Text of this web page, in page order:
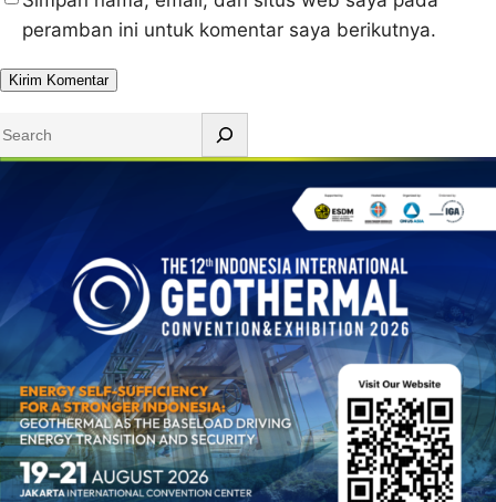
peramban ini untuk komentar saya berikutnya.
S
e